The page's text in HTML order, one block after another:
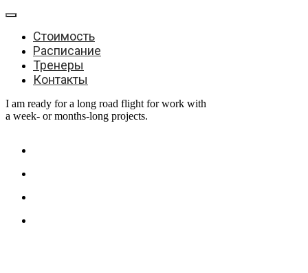
Стоимость
Расписание
Тренеры
Контакты
I am ready for a long road flight for work with
a week- or months-long projects.